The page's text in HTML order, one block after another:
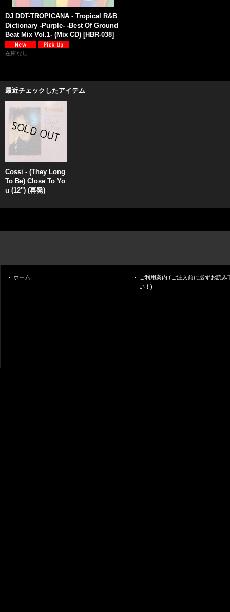
DJ DDT-TROPICANA - Tropical R&B
Dictionary -Purple- -Best Of Ground
Beat Mix Vol.1- (Mix CD) [HBR-038]
在庫なし
最近チェックしたアイテム
Cossi - (They Long
To Be) Close To Yo
u (12'') (再発)
ホーム
ご利用案内 (ご注文前に必ずお読み
い！)